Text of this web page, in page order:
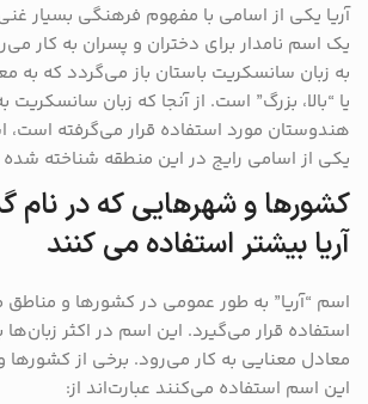
آریا یکی از اسامی با مفهوم فرهنگی بسیار
یک اسم نامدار برای دختران و پسران به کار
به زبان سانسکریت باستان باز می‌گردد که به
یا “بالا، بزرگ” است. از آنجا که زبان
هندوستان مورد استفاده قرار می‌گرفته است،
یکی از اسامی رایج در این منطقه شناخته
کشورها و شهرهایی که در نام
آریا بیشتر استفاده می کنند
اسم “آریا” به طور عمومی در کشورها و
استفاده قرار می‌گیرد. این اسم در اکثر
معادل معنایی به کار می‌رود. برخی از
این اسم استفاده می‌کنند عبارت‌اند از: